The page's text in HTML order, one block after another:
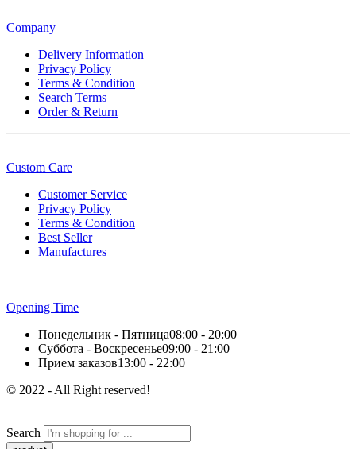
Company
Delivery Information
Privacy Policy
Terms & Condition
Search Terms
Order & Return
Custom Care
Customer Service
Privacy Policy
Terms & Condition
Best Seller
Manufactures
Opening Time
Понедельник - Пятница08:00 - 20:00
Суббота - Воскресенье09:00 - 21:00
Прием заказов13:00 - 22:00
© 2022 - All Right reserved!
Search